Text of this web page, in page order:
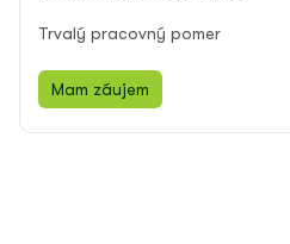
Trvalý pracovný pomer
Mam záujem